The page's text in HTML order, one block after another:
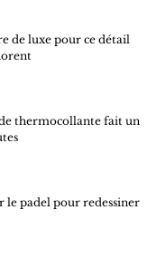
de luxe pour ce détail
thermocollante fait un
le padel pour redessiner